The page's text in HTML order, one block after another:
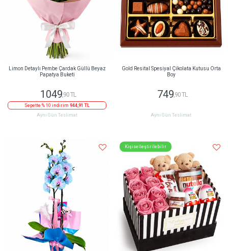
Limon Detaylı Pembe Çardak Güllü Beyaz
Papatya Buketi
1049,90 TL
Sepette % 10 indirim 944,91 TL
Aynı Gün Teslimat
Gold Resital Spesiyal Çikolata Kutusu Orta
Boy
749,90 TL
Aynı Gün Teslimat
Kişiselleştirilebilir